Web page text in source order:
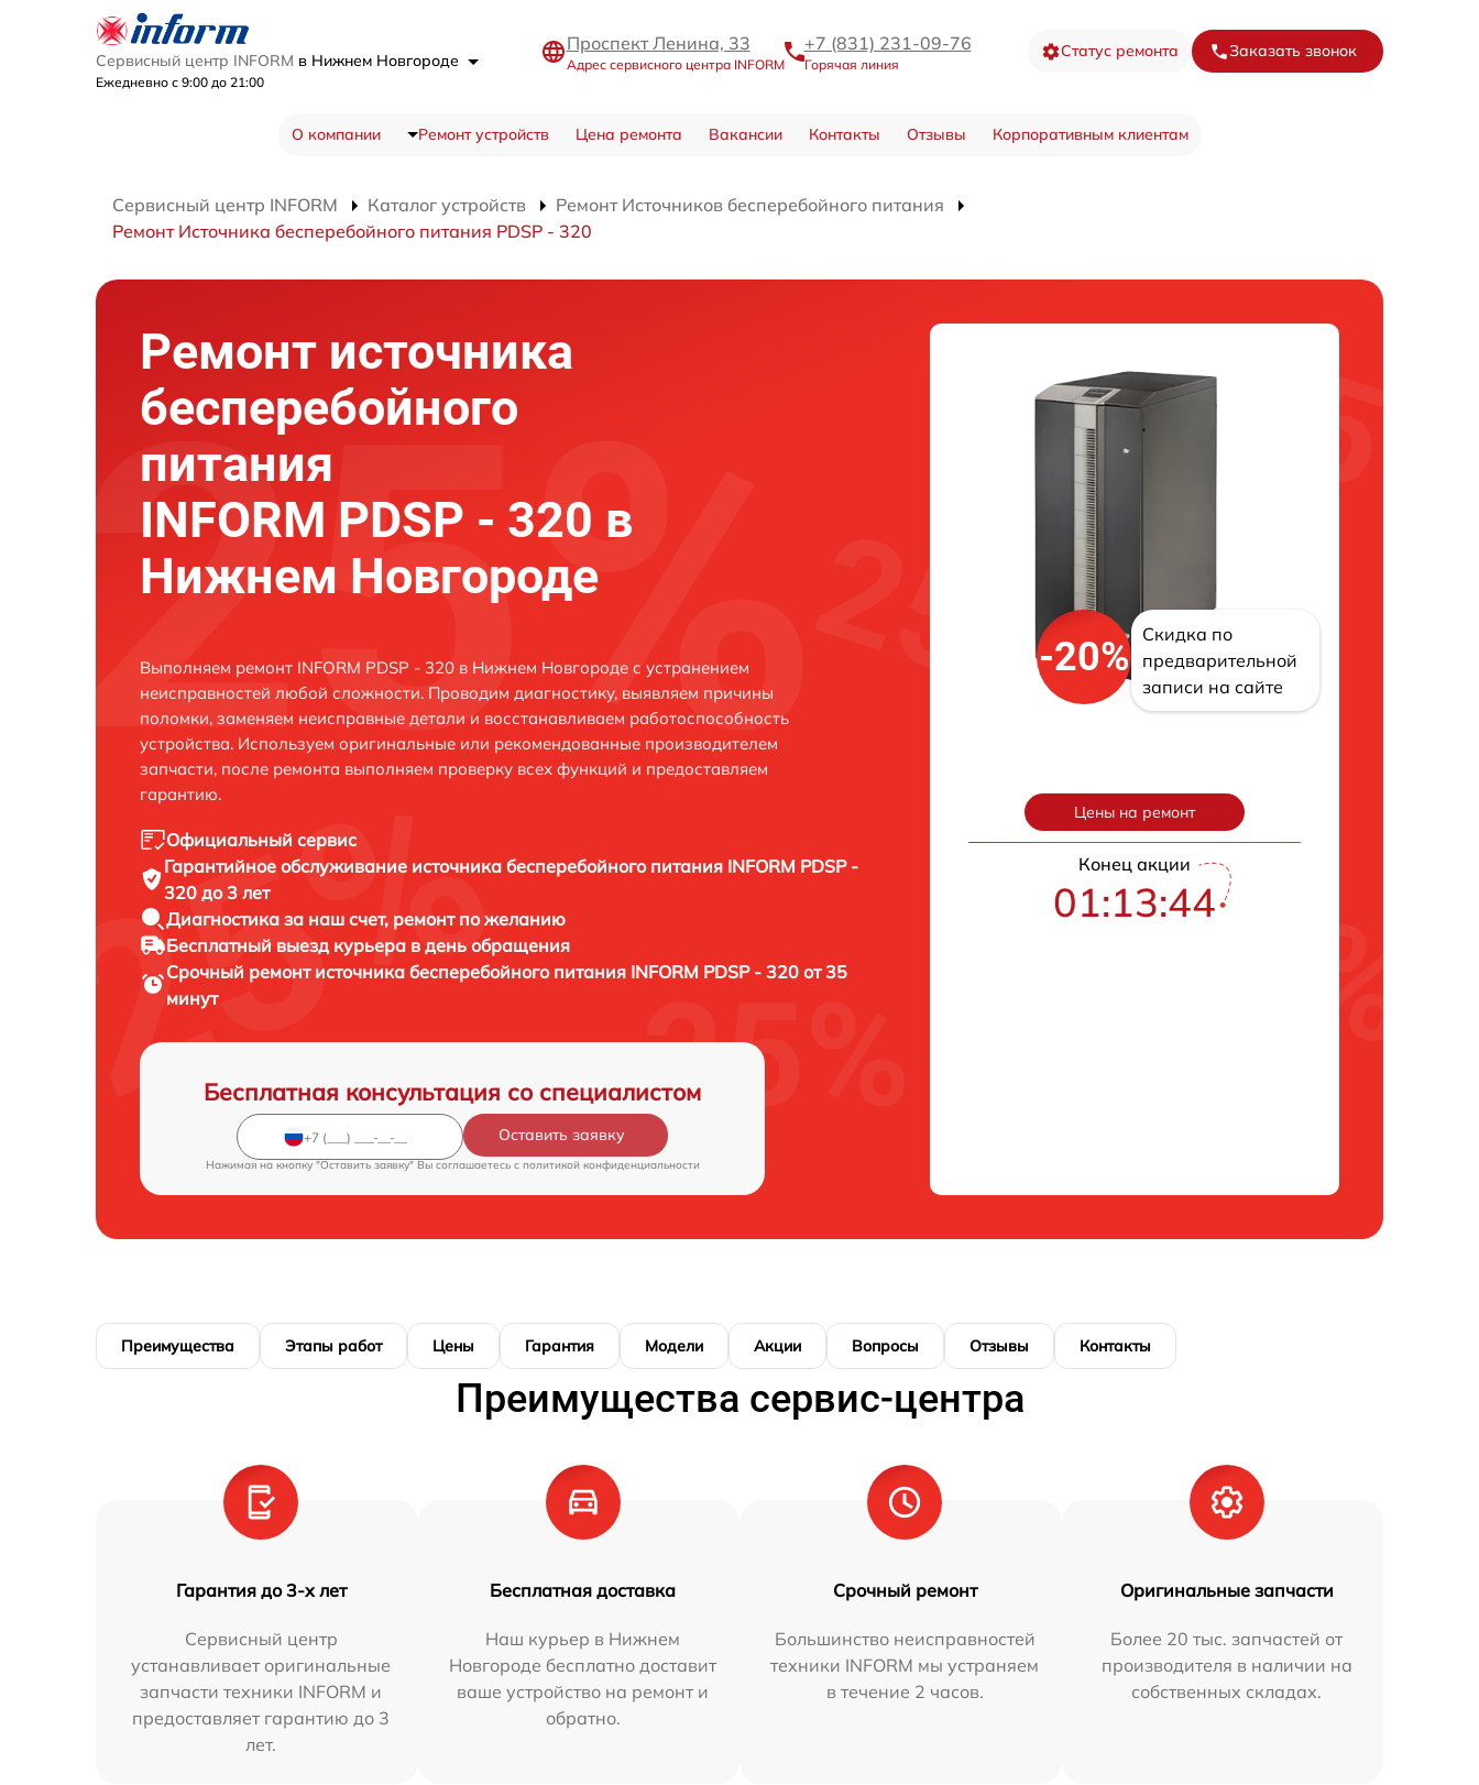
Сервисный центр INFORM в Нижнем Новгороде
Ежедневно с 9:00 до 21:00
Проспект Ленина, 33
Адрес сервисного центра INFORM
+7 (831) 231-09-76
Горячая линия
Статус ремонта Заказать звонок
О компании Ремонт устройств Цена ремонта Вакансии Контакты Отзывы Корпоративным клиентам
Сервисный центр INFORM Каталог устройств
Ремонт Источников бесперебойного питания
Ремонт Источника бесперебойного питания PDSP - 320
Ремонт источника
бесперебойного
питания
INFORM PDSP - 320 в
Нижнем Новгороде
Выполняем ремонт INFORM PDSP - 320 в Нижнем Новгороде с устранением
неисправностей любой сложности. Проводим диагностику, выявляем причины
поломки, заменяем неисправные детали и восстанавливаем работоспособность
устройства. Используем оригинальные или рекомендованные производителем
запчасти, после ремонта выполняем проверку всех функций и предоставляем
гарантию.
Официальный сервис
Гарантийное обслуживание источника бесперебойного питания INFORM PDSP -
320 до 3 лет
Диагностика за наш счет, ремонт по желанию
Бесплатный выезд курьера в день обращения
Срочный ремонт источника бесперебойного питания INFORM PDSP - 320 от 35
минут
Бесплатная консультация со специалистом
Оставить заявку
Нажимая на кнопку "Оставить заявку" Вы соглашаетесь c политикой конфиденциальности
-20%
Скидка по
предварительной
записи на сайте
Цены на ремонт
Конец акции
01:13:43
Преимущества Этапы работ Цены Гарантия Модели Акции Вопросы Отзывы Контакты
Преимущества сервис-центра
Гарантия до 3-х лет
Сервисный центр
устанавливает оригинальные
запчасти техники INFORM и
предоставляет гарантию до 3
лет.
Бесплатная доставка
Наш курьер в Нижнем
Новгороде бесплатно доставит
ваше устройство на ремонт и
обратно.
Срочный ремонт
Большинство неисправностей
техники INFORM мы устраняем
в течение 2 часов.
Оригинальные запчасти
Более 20 тыс. запчастей от
производителя в наличии на
собственных складах.